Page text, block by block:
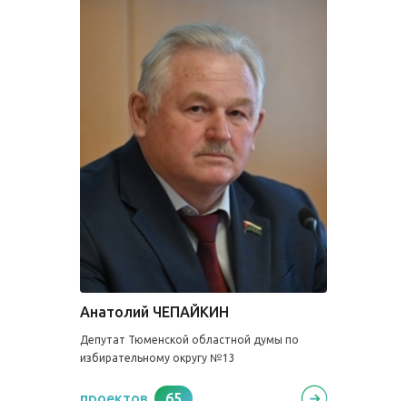
Анатолий ЧЕПАЙКИН
Депутат Тюменской областной думы по
избирательному округу №13